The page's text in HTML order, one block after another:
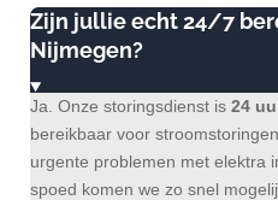
Zijn jullie echt 24/7
Nijmegen?
Ja. Onze storingsdienst is 24
bereikbaar voor
urgente problemen met elektra
spoed komen we zo snel